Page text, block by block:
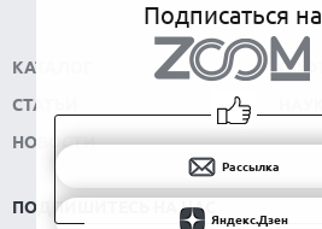
КАТАЛОГ
СТАТЬИ
НОВОСТИ
СОФТ
ПОДПИШИТЕСЬ НА НАС
Подписаться на
Рассылка
Яндекс.Дзен